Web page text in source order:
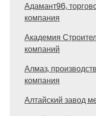
Адамант96,
компания
Академия
компаний
Алмаз,
компания
Алтайский завод